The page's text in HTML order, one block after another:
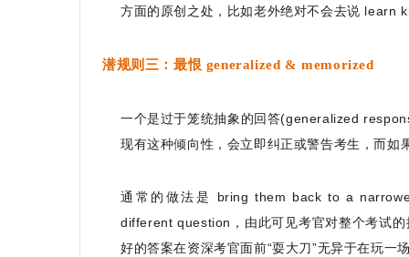
方面的原创之处，比如老外绝对不会去说 learn
潜规则三：最恨 generalized & memorized
一个是过于笼统抽象的回答(generalized
现有这种倾向性，会立即纠正或警告考生，而如
通常的做法是 bring them back to a
different question，由此可见考官对整个考试
好的答案在资深考官面前“耍大刀”无异于在玩